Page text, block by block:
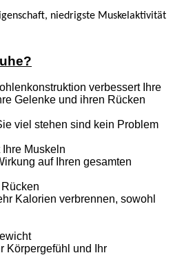
niedrigste Muskelaktivität
verbessert Ihre
Gelenke und ihren Rücken
viel stehen sind kein Problem
Ihre Muskeln
auf Ihren gesamten
Kalorien verbrennen, sowohl
Körpergefühl und Ihr